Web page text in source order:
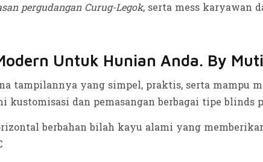
pergudangan Curug-Legok, serta mess karyawan
Untuk Hunian Anda. By
tampilannya yang simpel, praktis, serta mampu
kustomisasi dan pemasangan berbagai tipe blinds
berbahan bilah kayu alami yang